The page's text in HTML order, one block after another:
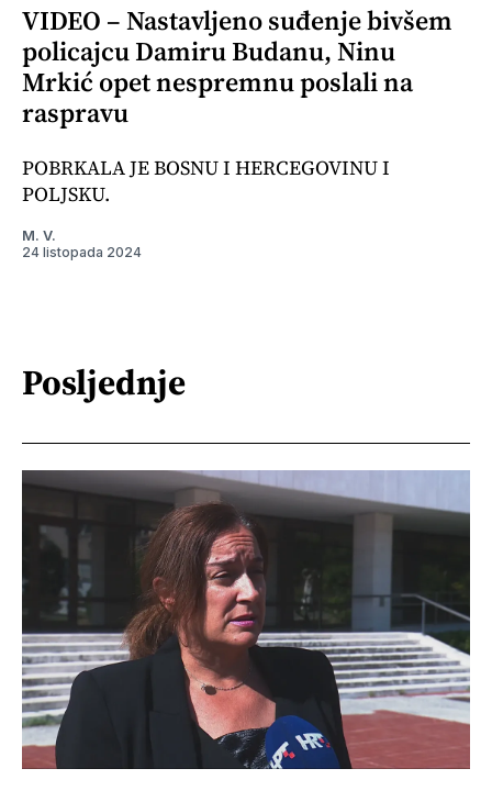
VIDEO – Nastavljeno suđenje bivšem
policajcu Damiru Budanu, Ninu
Mrkić opet nespremnu poslali na
raspravu
POBRKALA JE BOSNU I HERCEGOVINU I
POLJSKU.
M. V.
24 listopada 2024
Posljednje